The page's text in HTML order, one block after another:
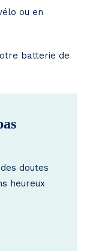
ou en
batterie de
doutes
heureux